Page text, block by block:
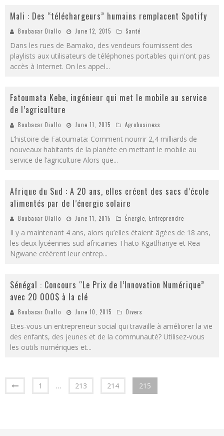
Mali : Des “téléchargeurs” humains remplacent Spotify
Boubacar Diallo June 12, 2015 Santé
Dans les rues de Bamako, des vendeurs fournissent des
playlists aux utilisateurs de téléphones portables qui n'ont pas
accès à Internet. On les appel...
Fatoumata Kebe, ingénieur qui met le mobile au service
de l’agriculture
Boubacar Diallo June 11, 2015 Agrobusiness
L’histoire de Fatoumata: Comment nourrir 2,4 milliards de
nouveaux habitants de la planète en mettant le mobile au
service de l’agriculture Alors que...
Afrique du Sud : A 20 ans, elles créent des sacs d’école
alimentés par de l’énergie solaire
Boubacar Diallo June 11, 2015 Énergie, Entreprendre
Il y a maintenant 4 ans, alors qu’elles étaient âgées de 18 ans,
les deux lycéennes sud-africaines Thato Kgatlhanye et Rea
Ngwane créèrent leur entrep...
Sénégal : Concours “Le Prix de l’Innovation Numérique”
avec 20 000$ à la clé
Boubacar Diallo June 10, 2015 Divers
Etes-vous un entrepreneur social qui travaille à améliorer la vie
des enfants, des jeunes et de la communauté? Utilisez-vous
les outils numériques et...
1 … 213 214 215